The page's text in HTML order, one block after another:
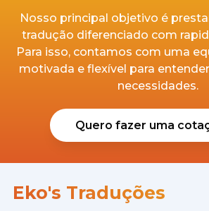
Nosso principal objetivo é
tradução diferenciado com
Para isso, contamos com uma
motivada e flexível para
necessidades.
Quero fazer uma
Eko's Traduções